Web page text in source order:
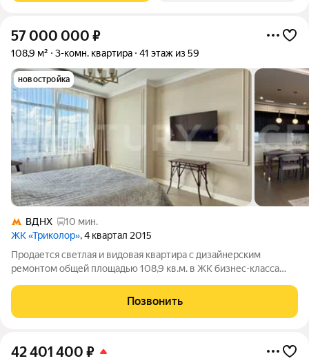
57 000 000 ₽
108,9 м² 3-комн. квартира 41 этаж из 59
новостройка
ВДНХ
10 мин.
ЖК «Триколор», 4 квартал 2015
Продается светлая и видовая квартира с дизайнерским
ремонтом общей площадью 108,9 кв.м. в ЖК бизнес-класса
комфорт и захватывающие виды. ЖК "Триколор" - жилой
комплекс, который расположен на
Позвонить
42 401 400 ₽